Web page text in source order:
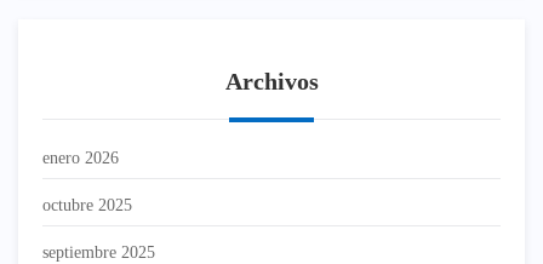
Archivos
enero 2026
octubre 2025
septiembre 2025